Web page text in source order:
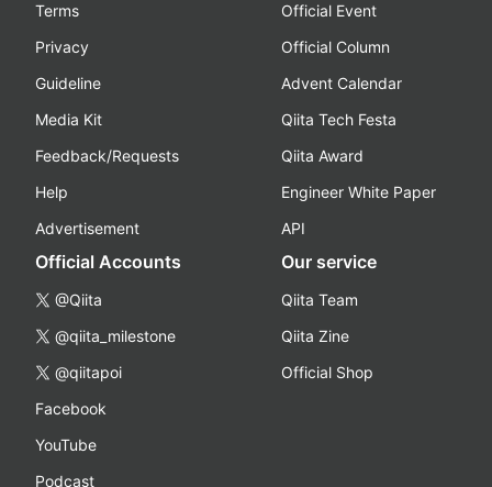
Terms
Privacy
Guideline
Media Kit
Feedback/Requests
Help
Advertisement
Official Event
Official Column
Advent Calendar
Qiita Tech Festa
Qiita Award
Engineer White Paper
API
Official Accounts
@Qiita
@qiita_milestone
@qiitapoi
Facebook
YouTube
Podcast
Our service
Qiita Team
Qiita Zine
Official Shop